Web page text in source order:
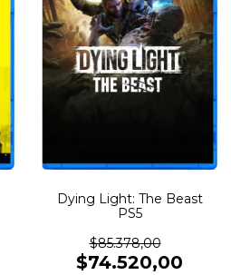
Dying Light: The Beast
PS5
$85.378,00
$74.520,00